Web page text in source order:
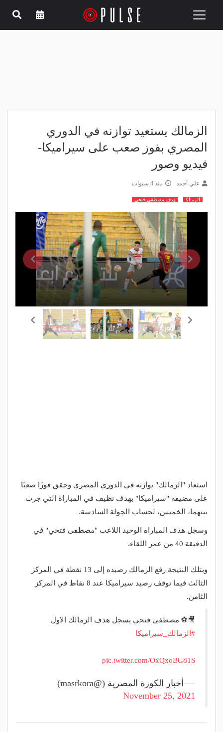
Toggle
الزمالك يستعيد توازنه في الدوري
المصري بفوز صعب على سيراميكا-
فيديو وصور
علي أحمد منذ 4 سنوات
الزمالك هدف مصطفى فتحي
استعاد "الزمالك" توازنه في الدوري المصري وحقق فوزًا صعبًا
على مضيفه "سيراميكا" بهدف نظيف في المباراة التي جرت
بينهما، الخميس، لحساب الجولة السادسة.
وسجل هدف المباراة الوحيد اللاعب "مصطفى فتحي" في
الدقيقة 40 من عمر اللقاء.
وبتلك النتيجة رفع الزمالك رصيده إلى 13 نقطة في المركز
الثالث فيما توقف رصيد سيراميكا عند 8 نقاط في المركز
الثامن.
🎥⚽️ مصطفى فتحي يسجل هدف الزمالك الاول
#الزمالك_سيراميكا
pic.twitter.com/OxQxoBG81S
— أخبار الكورة المصرية (@masrkora)
November 25, 2021